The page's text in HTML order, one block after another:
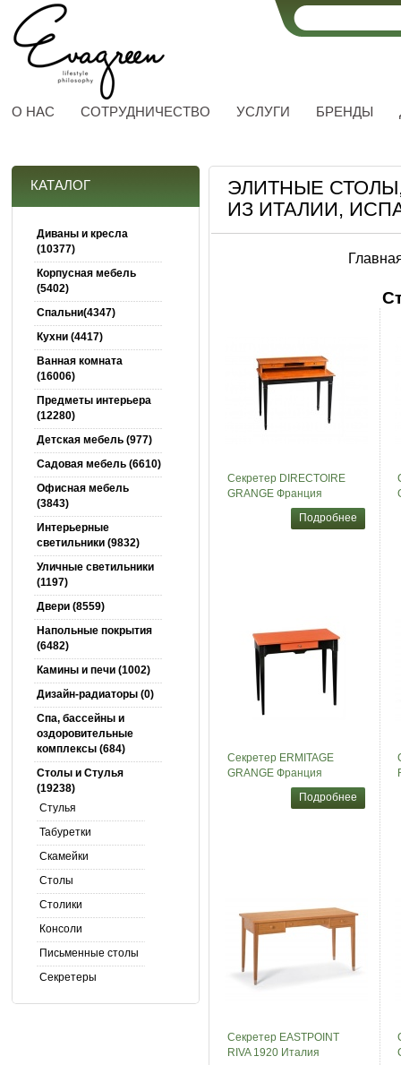
О НАС СОТРУДНИЧЕСТВО УСЛУГИ БРЕНДЫ
КАТАЛОГ
Диваны и кресла
(10377)
Корпусная мебель
(5402)
Спальни(4347)
Кухни (4417)
Ванная комната
(16006)
Предметы интерьера
(12280)
Детская мебель (977)
Садовая мебель (6610)
Офисная мебель
(3843)
Интерьерные
светильники (9832)
Уличные светильники
(1197)
Двери (8559)
Напольные покрытия
(6482)
Камины и печи (1002)
Дизайн-радиаторы (0)
Спа, бассейны и
оздоровительные
комплексы (684)
Столы и Cтулья
(19238)
Стулья
Табуретки
Скамейки
Столы
Столики
Консоли
Письменные столы
Секретеры
ЭЛИТНЫЕ
ИЗ ИТАЛИИ,
Секретер DIRECTOIRE
GRANGE Франция
Подробнее
Секретер ERMITAGE
GRANGE Франция
Подробнее
Секретер EASTPOINT
RIVA 1920 Италия